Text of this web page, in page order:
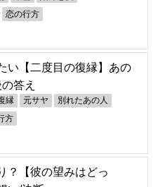
恋の行方
い【二度目の復縁】あの
答え
縁 元サヤ 別れたあの人
方
【彼の望みはどっ